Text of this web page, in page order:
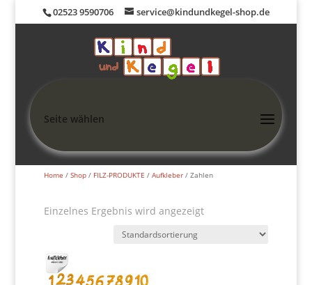
02523 9590706 service@kindundkegel-shop.de
Seite wählen
Home / Shop/ FILZ-PRODUKTE / Aufkleber/ Zahlen
Einzelnes Ergebnis wird angezeigt